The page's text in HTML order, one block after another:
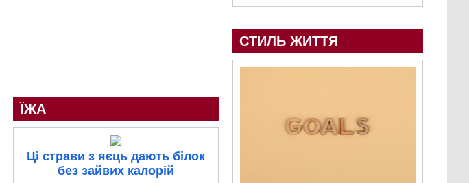
ЇЖА
Ці страви з яєць дають білок
без зайвих калорій
СТИЛЬ ЖИТТЯ